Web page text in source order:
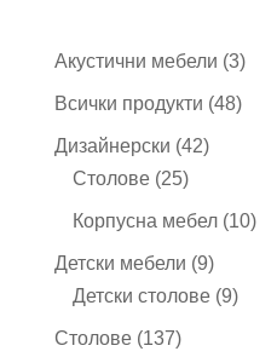
Акустични мебели 33
Всички продукти 4848
Дизайнерски 4242
Столове 2525
продукта
Корпусна мебел 1010
Детски мебели 99
продукта
Детски столове 99
Столове 137137